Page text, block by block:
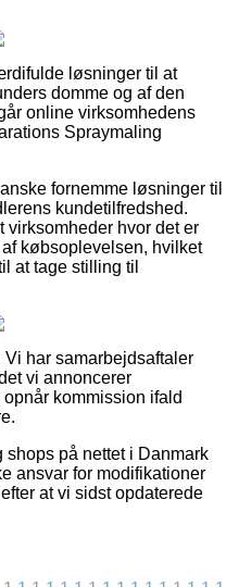
løsninger til at
domme og af den
online virksomhedens
Spraymaling
fornemme løsninger til
kundetilfredshed.
virksomheder hvor det er
købsoplevelsen, hvilket
at tage stilling til
har samarbejdsaftaler
vi annoncerer
kommission ifald
på nettet i Danmark
ansvar for modifikationer
at vi sidst opdaterede